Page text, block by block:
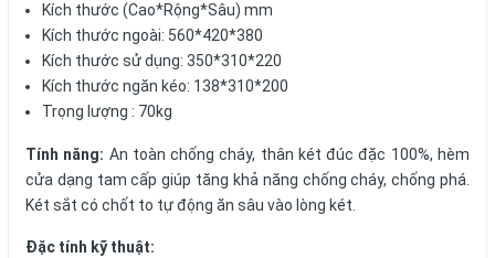
Kích thước (Cao*Rộng*Sâu) mm
Kích thước ngoài: 560*420*380
Kích thước sử dụng: 350*310*220
Kích thước ngăn kéo: 138*310*200
Trọng lượng : 70kg
Tính năng: An toàn chống cháy, thân két đúc đặc 100%, hèm
cửa dạng tam cấp giúp tăng khả năng chống cháy, chống phá.
Két sắt có chốt to tự động ăn sâu vào lòng két.
Đặc tính kỹ thuật: